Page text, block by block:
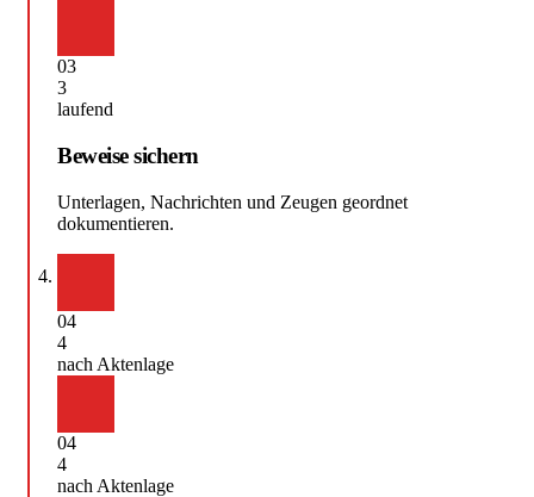
03
3
laufend
Beweise sichern
Unterlagen, Nachrichten und Zeugen geordnet
dokumentieren.
04
4
nach Aktenlage
04
4
nach Aktenlage